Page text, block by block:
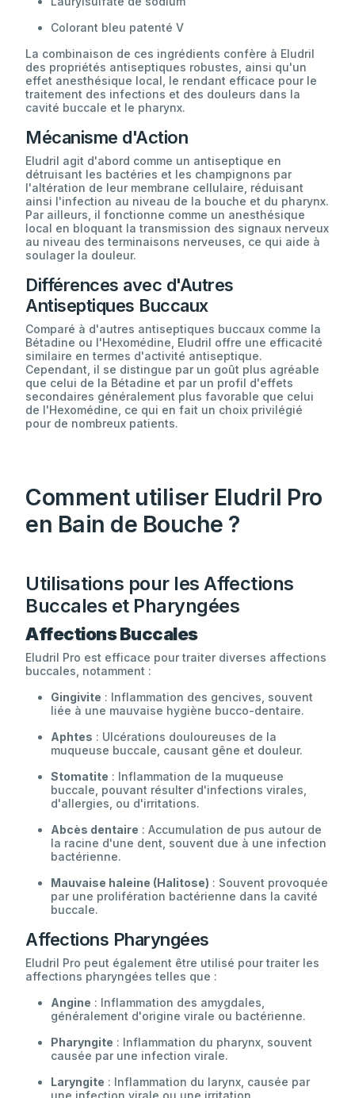
Colorant bleu patenté V
La combinaison de ces ingrédients confère à Eludril
des propriétés antiseptiques robustes, ainsi qu'un
effet anesthésique local, le rendant efficace pour le
traitement des infections et des douleurs dans la
cavité buccale et le pharynx.
Mécanisme d'Action
Eludril agit d'abord comme un antiseptique en
détruisant les bactéries et les champignons par
l'altération de leur membrane cellulaire, réduisant
ainsi l'infection au niveau de la bouche et du pharynx.
Par ailleurs, il fonctionne comme un anesthésique
local en bloquant la transmission des signaux nerveux
au niveau des terminaisons nerveuses, ce qui aide à
soulager la douleur.
Différences avec d'Autres
Antiseptiques Buccaux
Comparé à d'autres antiseptiques buccaux comme la
Bétadine ou l'Hexomédine, Eludril offre une efficacité
similaire en termes d'activité antiseptique.
Cependant, il se distingue par un goût plus agréable
que celui de la Bétadine et par un profil d'effets
secondaires généralement plus favorable que celui
de l'Hexomédine, ce qui en fait un choix privilégié
pour de nombreux patients.
Comment utiliser Eludril Pro
en Bain de Bouche ?
Utilisations pour les Affections
Buccales et Pharyngées
Affections Buccales
Eludril Pro est efficace pour traiter diverses affections
buccales, notamment :
Gingivite : Inflammation des gencives, souvent
liée à une mauvaise hygiène bucco-dentaire.
Aphtes : Ulcérations douloureuses de la
muqueuse buccale, causant gêne et douleur.
Stomatite : Inflammation de la muqueuse
buccale, pouvant résulter d'infections virales,
d'allergies, ou d'irritations.
Abcès dentaire : Accumulation de pus autour de
la racine d'une dent, souvent due à une infection
bactérienne.
Mauvaise haleine (Halitose) : Souvent provoquée
par une prolifération bactérienne dans la cavité
buccale.
Affections Pharyngées
Eludril Pro peut également être utilisé pour traiter les
affections pharyngées telles que :
Angine : Inflammation des amygdales,
généralement d'origine virale ou bactérienne.
Pharyngite : Inflammation du pharynx, souvent
causée par une infection virale.
Laryngite : Inflammation du larynx, causée par
une infection virale ou une irritation.